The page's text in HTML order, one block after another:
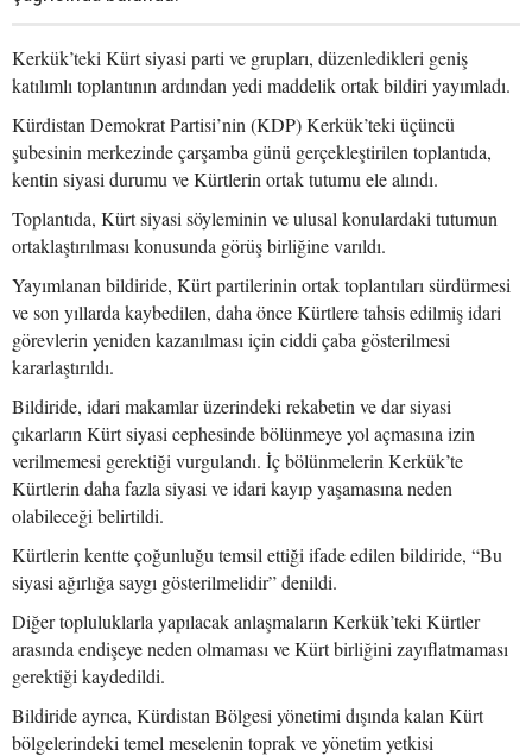
Kerkük’teki Kürt siyasi parti ve grupları, düzenledikleri geniş
katılımlı toplantının ardından yedi maddelik ortak bildiri yayımladı.
Kürdistan Demokrat Partisi’nin (KDP) Kerkük’teki üçüncü
şubesinin merkezinde çarşamba günü gerçekleştirilen toplantıda,
kentin siyasi durumu ve Kürtlerin ortak tutumu ele alındı.
Toplantıda, Kürt siyasi söyleminin ve ulusal konulardaki tutumun
ortaklaştırılması konusunda görüş birliğine varıldı.
Yayımlanan bildiride, Kürt partilerinin ortak toplantıları sürdürmesi
ve son yıllarda kaybedilen, daha önce Kürtlere tahsis edilmiş idari
görevlerin yeniden kazanılması için ciddi çaba gösterilmesi
kararlaştırıldı.
Bildiride, idari makamlar üzerindeki rekabetin ve dar siyasi
çıkarların Kürt siyasi cephesinde bölünmeye yol açmasına izin
verilmemesi gerektiği vurgulandı. İç bölünmelerin Kerkük’te
Kürtlerin daha fazla siyasi ve idari kayıp yaşamasına neden
olabileceği belirtildi.
Kürtlerin kentte çoğunluğu temsil ettiği ifade edilen bildiride, “Bu
siyasi ağırlığa saygı gösterilmelidir” denildi.
Diğer topluluklarla yapılacak anlaşmaların Kerkük’teki Kürtler
arasında endişeye neden olmaması ve Kürt birliğini zayıflatmaması
gerektiği kaydedildi.
Bildiride ayrıca, Kürdistan Bölgesi yönetimi dışında kalan Kürt
bölgelerindeki temel meselenin toprak ve yönetim yetkisi